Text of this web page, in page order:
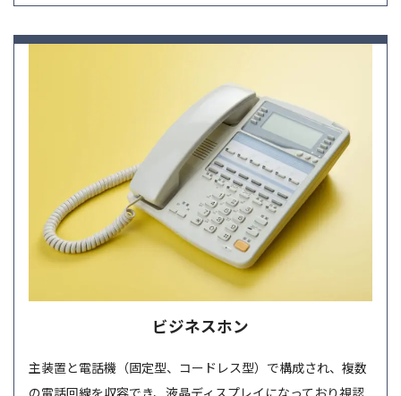
ビジネスホン
主装置と電話機（固定型、コードレス型）で構成され、複数
の電話回線を収容でき、液晶ディスプレイになっており視認